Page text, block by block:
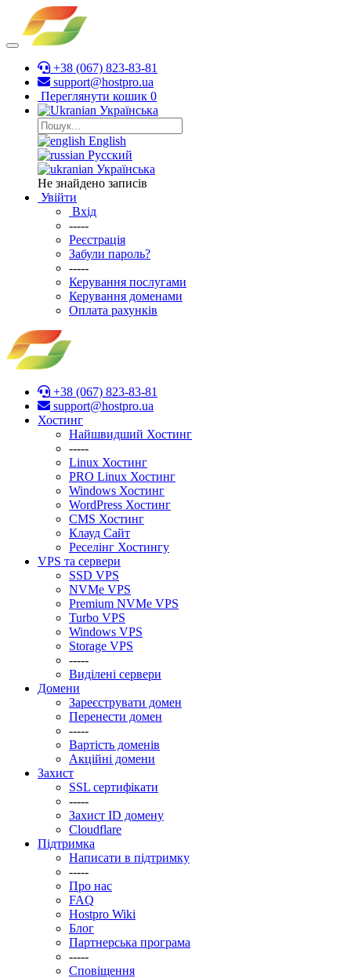
+38 (067) 823-83-81
support@hostpro.ua
Переглянути кошик 0
Українська
English
Русский
Українська
Не знайдено записів
Увійти
Вхід
-----
Реєстрація
Забули пароль?
-----
Керування послугами
Керування доменами
Оплата рахунків
+38 (067) 823-83-81
support@hostpro.ua
Хостинг
Найшвидший Хостинг
-----
Linux Хостинг
PRO Linux Хостинг
Windows Хостинг
WordPress Хостинг
CMS Хостинг
Клауд Сайт
Реселінг Хостингу
VPS та сервери
SSD VPS
NVMe VPS
Premium NVMe VPS
Turbo VPS
Windows VPS
Stоrage VPS
-----
Виділені сервери
Домени
Зареєструвати домен
Перенести домен
-----
Вартість доменів
Акційні домени
Захист
SSL сертифікати
-----
Захист ID домену
Clоudflare
Підтримка
Написати в підтримку
-----
Про нас
FAQ
Hostpro Wiki
Блог
Партнерська програма
-----
Сповіщення